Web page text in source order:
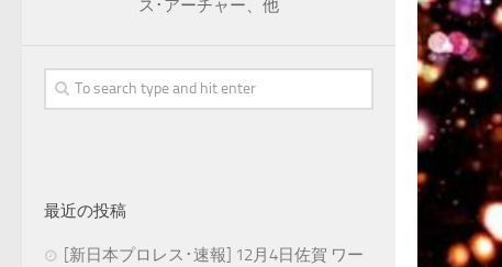
ス･アーチャー、他
最近の投稿
[新日本プロレス･速報] 12月4日佐賀 ワー